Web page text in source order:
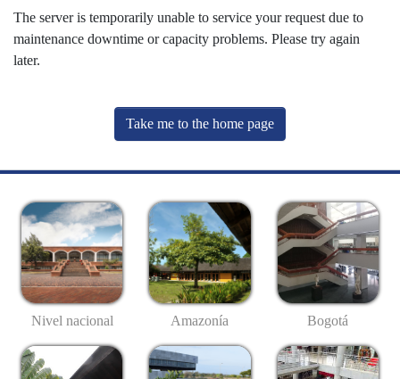
The server is temporarily unable to service your request due to
maintenance downtime or capacity problems. Please try again
later.
Take me to the home page
Nivel nacional Amazonía Bogotá